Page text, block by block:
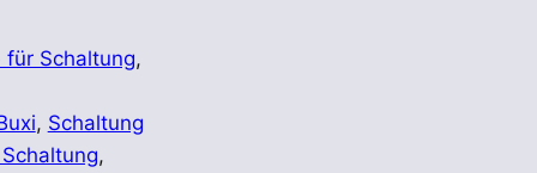
für Schaltung,
, Schaltung
,